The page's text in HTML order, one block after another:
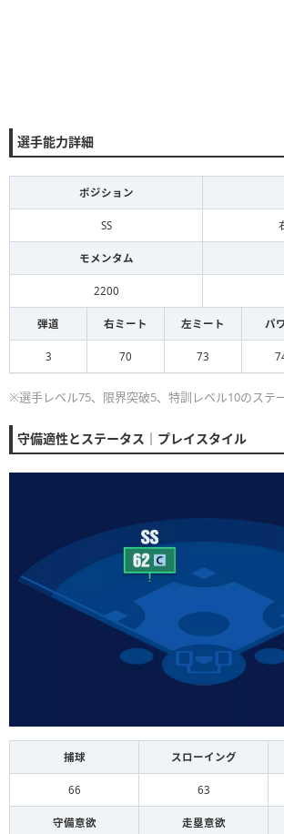
選手能力詳細
ポジション
SS
モメンタム
2200
弾道 右ミート 左ミート パ
3 70 73
※選手レベル75、限界突破5、特訓レベル10のステ
守備適性とステータス｜プレイスタイル
捕球 スローイング
66 63
守備意欲 走塁意欲